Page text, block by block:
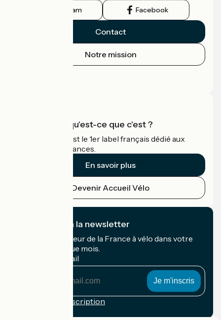
Instagram Facebook
Contact
Notre mission
Accueil Vélo qu'est-ce que c'est ?
Accueil Vélo c'est le 1er label français dédié aux
cyclistes en vacances.
En savoir plus
Devenir Accueil Vélo
Je m'abonne à la newsletter
Recevez le meilleur de la France à vélo dans votre
boîte mail chaque mois.
Mon adresse mail
Conditions d'inscription